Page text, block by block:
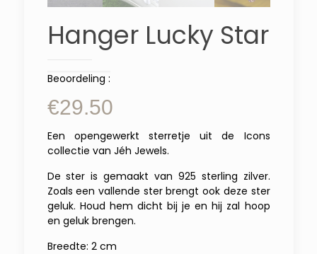
Hanger Lucky Star
Beoordeling :
€29.50
Een opengewerkt sterretje uit de Icons
collectie van Jéh Jewels.
De ster is gemaakt van 925 sterling zilver.
Zoals een vallende ster brengt ook deze ster
geluk. Houd hem dicht bij je en hij zal hoop
en geluk brengen.
Breedte: 2 cm